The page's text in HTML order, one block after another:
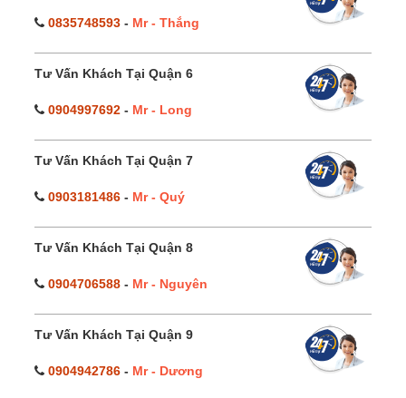
0835748593 - Mr - Thắng
Tư Vấn Khách Tại Quận 6
0904997692 - Mr - Long
Tư Vấn Khách Tại Quận 7
0903181486 - Mr - Quý
Tư Vấn Khách Tại Quận 8
0904706588 - Mr - Nguyên
Tư Vấn Khách Tại Quận 9
0904942786 - Mr - Dương